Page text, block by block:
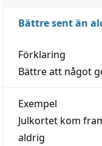
Bättre sent än
Förklaring
Bättre att något
Exempel
Julkortet kom
aldrig